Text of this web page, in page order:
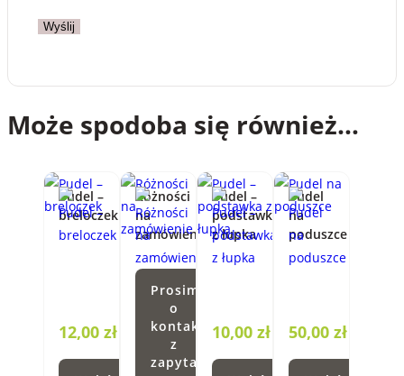
Może spodoba się również…
Pudel –
breloczek
12,00 zł
Różności
na
zamówienie
Prosimy
o
kontakt
z
zapytaniem
Pudel –
podstawka
z łupka
10,00 zł
Pudel
na
poduszce
50,00 zł